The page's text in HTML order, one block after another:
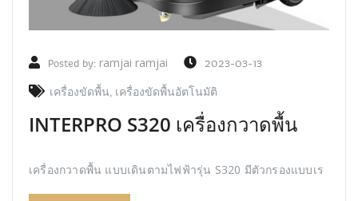
Posted by: ramjai ramjai 2023-03-13
เครื่องขัดพื้น, เครื่องขัดพื้นอัตโนมัติ
INTERPRO S320 เครื่องกวาดพื้น
เครื่องกวาดพื้น แบบเดินตามไฟฟ้ารุ่น S320 มีตัวกรองแบบเร